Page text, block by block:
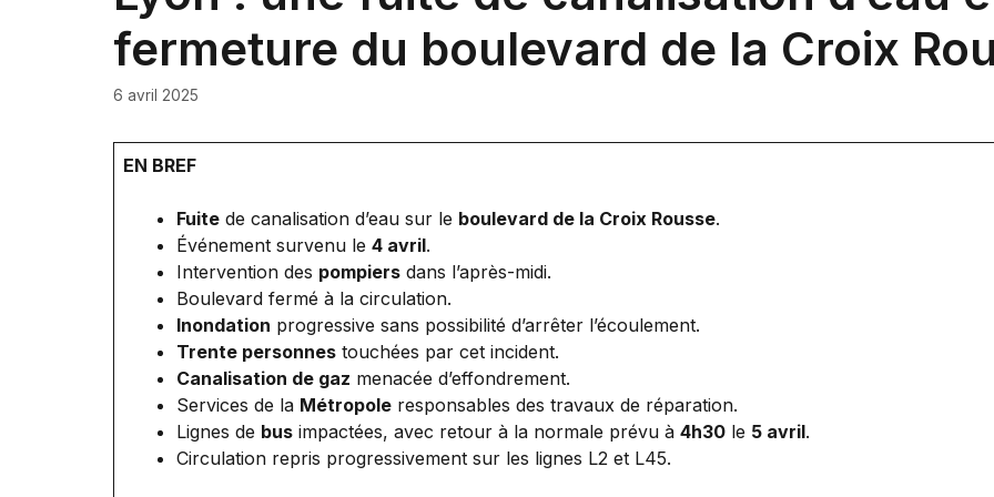
fermeture du boulevard de la Croix
6 avril 2025
EN BREF
Fuite de canalisation d’eau sur le boulevard de la Croix Rousse.
Événement survenu le 4 avril.
Intervention des pompiers dans l’après-midi.
Boulevard fermé à la circulation.
Inondation progressive sans possibilité d’arrêter l’écoulement.
Trente personnes touchées par cet incident.
Canalisation de gaz menacée d’effondrement.
Services de la Métropole responsables des travaux de réparation.
Lignes de bus impactées, avec retour à la normale prévu à 4h30 le 5 avril.
Circulation repris progressivement sur les lignes L2 et L45.